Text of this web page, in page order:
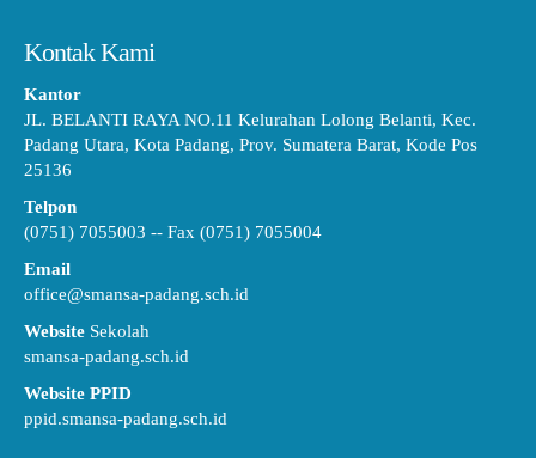
Kontak Kami
Kantor
JL. BELANTI RAYA NO.11 Kelurahan Lolong Belanti, Kec.
Padang Utara, Kota Padang, Prov. Sumatera Barat, Kode Pos
25136
Telpon
(0751) 7055003 -- Fax (0751) 7055004
Email
office@smansa-padang.sch.id
Website Sekolah
smansa-padang.sch.id
Website PPID
ppid.smansa-padang.sch.id